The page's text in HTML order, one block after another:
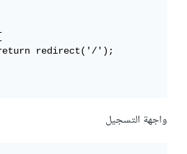
واجهة التسجيل